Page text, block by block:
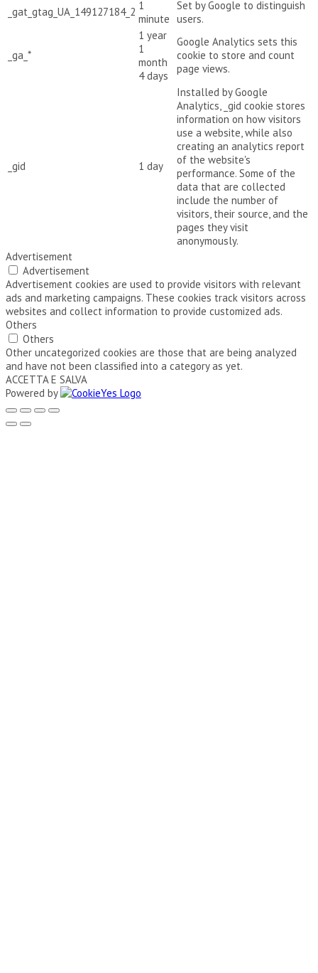
_gat_gtag_UA_149127184_2 1
minute
Set by Google to distinguish
users.
_ga_*
1 year
1
month
4 days
Google Analytics sets this
cookie to store and count
page views.
_gid 1 day
Installed by Google
Analytics, _gid cookie stores
information on how visitors
use a website, while also
creating an analytics report
of the website's
performance. Some of the
data that are collected
include the number of
visitors, their source, and the
pages they visit
anonymously.
Advertisement
Advertisement
Advertisement cookies are used to provide visitors with relevant
ads and marketing campaigns. These cookies track visitors across
websites and collect information to provide customized ads.
Others
Others
Other uncategorized cookies are those that are being analyzed
and have not been classified into a category as yet.
ACCETTA E SALVA
Powered by